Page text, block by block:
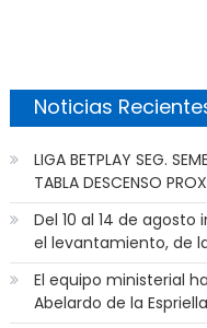
Noticias
LIGA BETPLAY SEG.
TABLA DESCENSO
Del 10 al 14 de
el levantamiento, de
El equipo ministerial
Abelardo de la